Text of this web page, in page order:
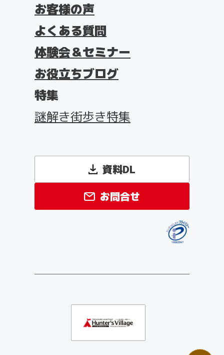
お客様の声
よくある質問
体験会＆セミナー
お役立ちブログ
特集
謎解き街歩き特集
資料DL
お問合せ